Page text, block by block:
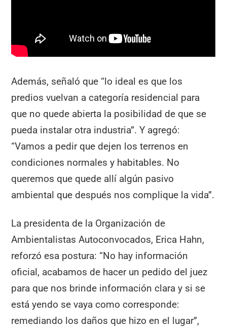
Además, señaló que “lo ideal es que los
predios vuelvan a categoría residencial para
que no quede abierta la posibilidad de que se
pueda instalar otra industria”. Y agregó:
“Vamos a pedir que dejen los terrenos en
condiciones normales y habitables. No
queremos que quede allí algún pasivo
ambiental que después nos complique la vida”.
La presidenta de la Organización de
Ambientalistas Autoconvocados, Erica Hahn,
reforzó esa postura: “No hay información
oficial, acabamos de hacer un pedido del juez
para que nos brinde información clara y si se
está yendo se vaya como corresponde:
remediando los daños que hizo en el lugar”,